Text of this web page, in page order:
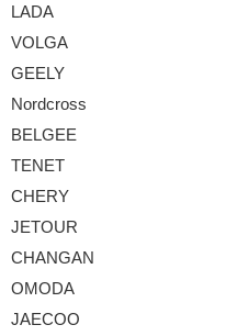
LADA
VOLGA
GEELY
Nordcross
BELGEE
TENET
CHERY
JETOUR
CHANGAN
OMODA
JAECOO